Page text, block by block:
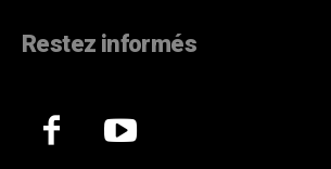
Restez informés